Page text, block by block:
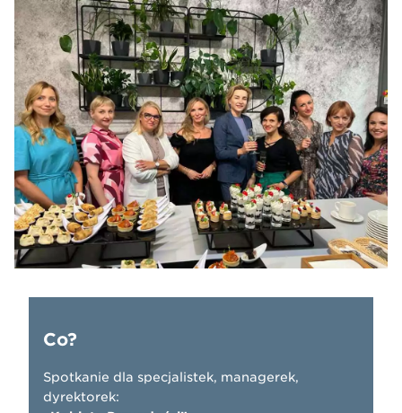
Co?
Spotkanie dla specjalistek, managerek,
dyrektorek: